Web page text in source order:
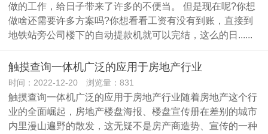
做的工作，给日子带来了许多的不便当。 但是现在呢?你想
做啥还需要许多方案吗?你想看看工资有没有到账，直接到
地铁站旁公司楼下的自动提款机就可以完结，这么的日......
触摸查询一体机广泛的应用于房地产行业
时间：2022-12-20 浏览量：831
触摸查询一体机广泛的应用于房地产行业随着房地产这个行
业的全面崛起，房地产楼盘海报、楼盘宣传册在差别的城市
内里漫山遍野的散发，这无疑不是房产商造势、宣传的一种